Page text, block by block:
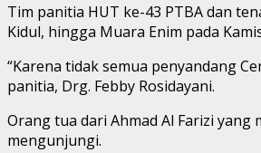
Tim panitia HUT ke-43 PTBA dan
Kidul, hingga Muara Enim pada
“Karena tidak semua penyandang
panitia, Drg. Febby Rosidayani.
Orang tua dari Ahmad Al Farizi
mengunjungi.